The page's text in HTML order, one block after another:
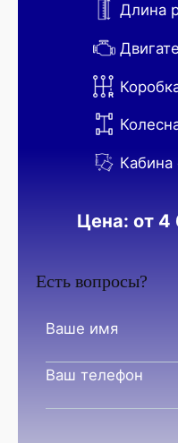
Длина
Кабина
Цена: от
Есть вопросы?
Ваше имя
Ваш телефон